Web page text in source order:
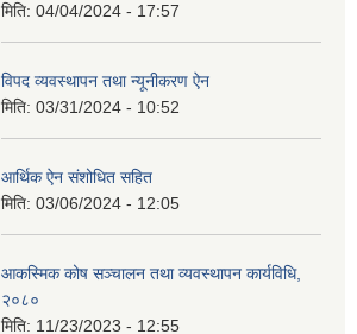
मिति: 04/04/2024 - 17:57
विपद व्यवस्थापन तथा न्यूनीकरण ऐन
मिति: 03/31/2024 - 10:52
आर्थिक ऐन संशोधित सहित
मिति: 03/06/2024 - 12:05
आकस्मिक कोष सञ्चालन तथा व्यवस्थापन कार्यविधि,
२०८०
मिति: 11/23/2023 - 12:55